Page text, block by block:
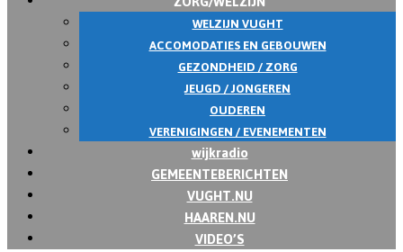
WELZIJN VUGHT
ACCOMODATIES EN GEBOUWEN
GEZONDHEID / ZORG
JEUGD / JONGEREN
OUDEREN
VERENIGINGEN / EVENEMENTEN
wijkradio
GEMEENTEBERICHTEN
VUGHT.NU
HAAREN.NU
VIDEO’S